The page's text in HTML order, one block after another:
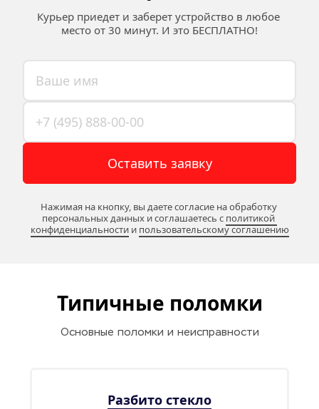
Курьер приедет и заберет устройство в любое
место от 30 минут. И это БЕСПЛАТНО!
Оставить заявку
Нажимая на кнопку, вы даете согласие на обработку
персональных данных и соглашаетесь c политикой
конфиденциальности и пользовательскому соглашению
Типичные поломки
Основные поломки и неисправности
Разбито стекло